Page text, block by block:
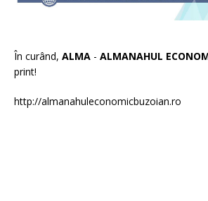
În curând, ALMA - ALMANAHUL
print!
http://almanahuleconomicbuzoian.ro